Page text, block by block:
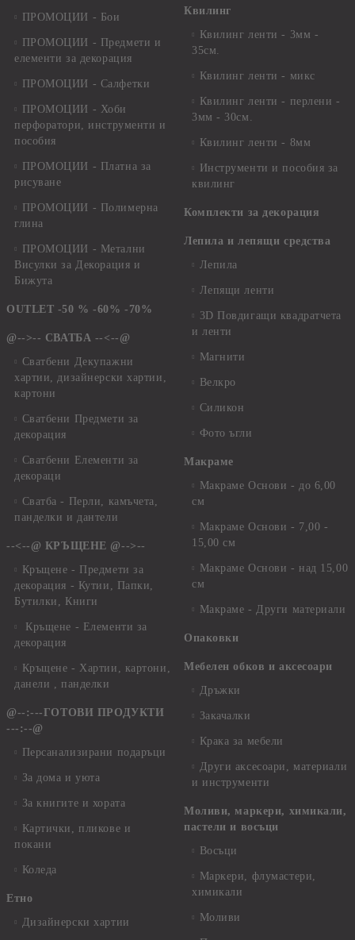
ПРОМОЦИИ - Бои
ПРОМОЦИИ - Предмети и
елементи за декорация
ПРОМОЦИИ - Салфетки
ПРОМОЦИИ - Хоби
перфоратори, инструменти и
пособия
ПРОМОЦИИ - Платна за
рисуване
ПРОМОЦИИ - Полимерна
глина
ПРОМОЦИИ - Метални
Висулки за Декорация и
Бижута
OUTLET -50 % -60% -70%
@-->-- СВАТБА --<--@
Сватбени Декупажни
хартии, дизайнерски хартии,
картони
Сватбени Предмети за
декорация
Сватбени Елементи за
декораци
Сватба - Перли, камъчета,
панделки и дантели
--<--@ КРЪЩЕНЕ @-->--
Кръщене - Предмети за
декорация - Кутии, Папки,
Бутилки, Книги
Кръщене - Елементи за
декорация
Кръщене - Хартии, картони,
данели , панделки
@--:---ГОТОВИ ПРОДУКТИ
---:--@
Персанализирани подаръци
За дома и уюта
За книгите и хората
Картички, пликове и
покани
Коледа
Етно
Дизайнерски хартии
Квилинг
Квилинг ленти - 3мм -
35см.
Квилинг ленти - микс
Квилинг ленти - перлени -
3мм - 30см.
Квилинг ленти - 8мм
Инструменти и пособия за
квилинг
Комплекти за декорация
Лепила и лепящи средства
Лепила
Лепящи ленти
3D Повдигащи квадратчета
и ленти
Магнити
Велкро
Силикон
Фото ъгли
Макраме
Макраме Основи - до 6,00
см
Макраме Основи - 7,00 -
15,00 см
Макраме Основи - над 15,00
см
Макраме - Други материали
Опаковки
Мебелен обков и аксесоари
Дръжки
Закачалки
Крака за мебели
Други аксесоари, материали
и инструменти
Моливи, маркери, химикали,
пастели и восъци
Восъци
Маркери, флумастери,
химикали
Моливи